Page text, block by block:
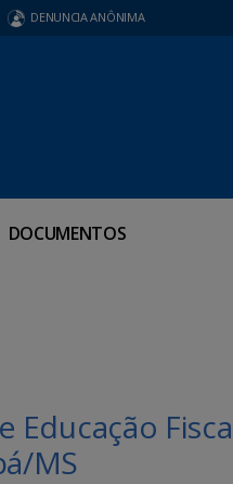
DENUNCIA ANÔNIMA
DOCUMENTOS
Educação
MS